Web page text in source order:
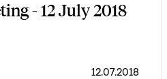
- 12 July 2018
12.07.2018